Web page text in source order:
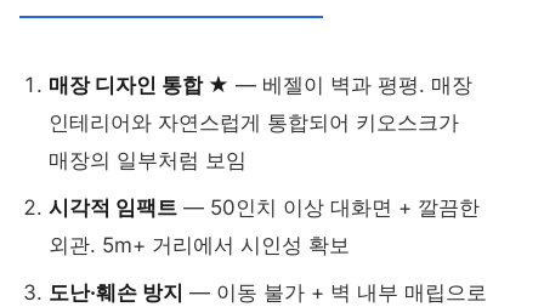
매장 디자인 통합 ★ — 베젤이 벽과 평평. 매장
인테리어와 자연스럽게 통합되어 키오스크가
매장의 일부처럼 보임
시각적 임팩트 — 50인치 이상 대화면 + 깔끔한
외관. 5m+ 거리에서 시인성 확보
도난·훼손 방지 — 이동 불가 + 벽 내부 매립으로